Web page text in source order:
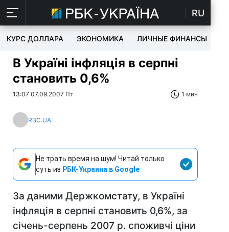
RU
КУРС ДОЛЛАРА ЭКОНОМИКА ЛИЧНЫЕ ФИНАНСЫ
В Україні інфляція в серпні
становить 0,6%
13:07 07.09.2007 Пт 1 мин
RBC.UA
Не трать время на шум! Читай только
суть из РБК-Украина в Google
За даними Держкомстату, в Україні
інфляція в серпні становить 0,6%, за
січень-серпень 2007 р. споживчі ціни